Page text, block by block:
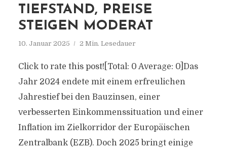
TIEFSTAND, PREISE
STEIGEN MODERAT
10. Januar 2025 2 Min. Lesedauer
Click to rate this post![Total: 0 Average: 0]Das
Jahr 2024 endete mit einem erfreulichen
Jahrestief bei den Bauzinsen, einer
verbesserten Einkommenssituation und einer
Inflation im Zielkorridor der Europäischen
Zentralbank (EZB). Doch 2025 bringt einige